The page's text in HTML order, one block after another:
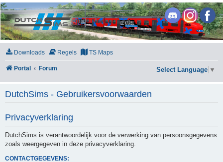
DutchSims
Downloads Regels TS Maps
Portal Forum Select Language ▼
DutchSims - Gebruikersvoorwaarden
Privacyverklaring
DutchSims is verantwoordelijk voor de verwerking van persoonsgegevens
zoals weergegeven in deze privacyverklaring.
CONTACTGEGEVENS: